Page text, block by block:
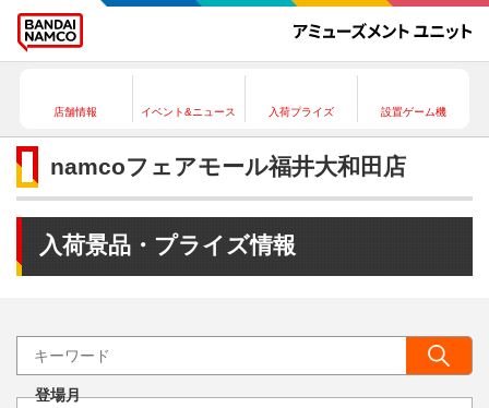
店舗情報 イベント&ニュース 入荷プライズ 設置ゲーム機
namcoフェアモール福井大和田店
入荷景品・プライズ情報
登場月